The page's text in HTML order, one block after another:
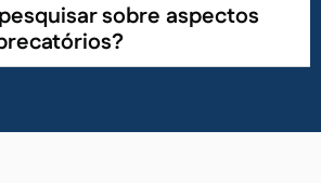
sobre aspectos